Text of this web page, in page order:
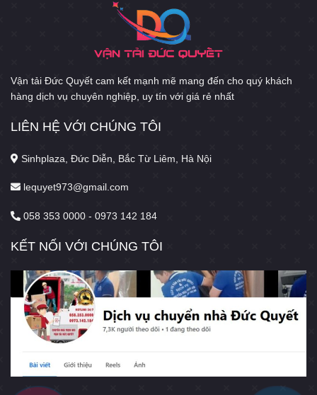
Vận tải Đức Quyết cam kết mạnh mẽ mang đến cho quý khách
hàng dịch vụ chuyên nghiệp, uy tín với giá rẻ nhất
LIÊN HỆ VỚI CHÚNG TÔI
Sinhplaza, Đức Diễn, Bắc Từ Liêm, Hà Nội
lequyet973@gmail.com
058 353 0000 - 0973 142 184
KẾT NỐI VỚI CHÚNG TÔI